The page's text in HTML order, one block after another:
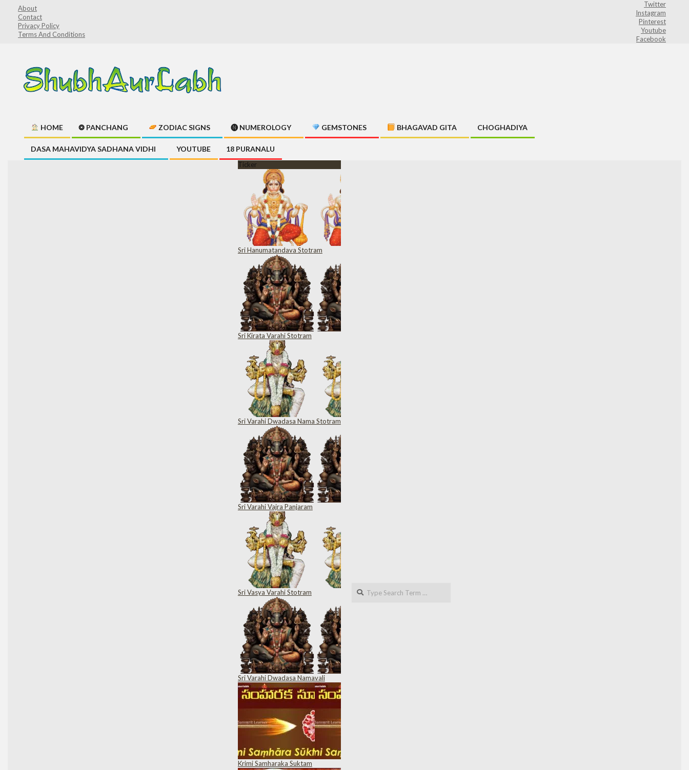
content
About
Contact
Privacy Policy
Terms And Conditions
Twitter
Instagram
Pinterest
Youtube
Facebook
HOME ❂ PANCHANG ZODIAC SIGNS 🅝 NUMEROLOGY GEMSTONES BHAGAVAD GITA CHOGHADIYA
DASA MAHAVIDYA SADHANA VIDHI YOUTUBE 18 PURANALU
Ticker
Sri Hanumatandava Stotram
Sri Kirata Varahi Stotram
Sri Varahi Dwadasa Nama Stotram
Sri Varahi Vajra Panjaram
Sri Vasya Varahi Stotram
Sri Varahi Dwadasa Namavali
Krimi Samharaka Suktam